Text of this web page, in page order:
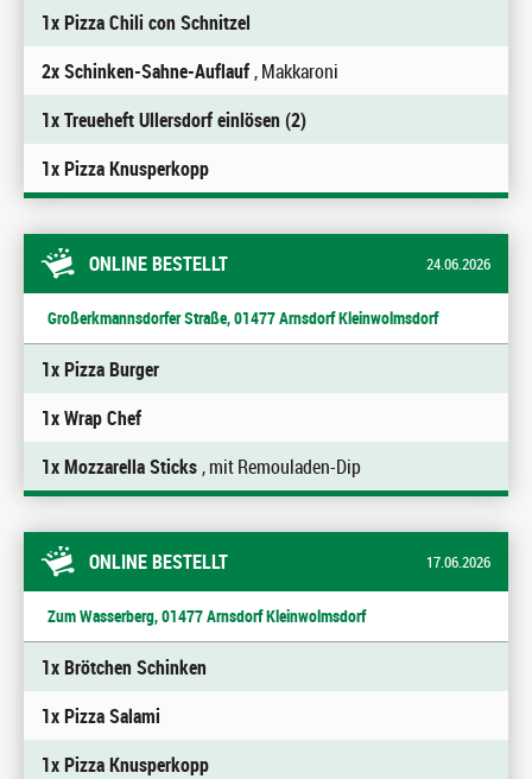
1x Pizza Chili con Schnitzel
2x Schinken-Sahne-Auflauf, Makkaroni
1x Treueheft Ullersdorf einlösen (2)
1x Pizza Knusperkopp
ONLINE BESTELLT 24.06.2026
Großerkmannsdorfer Straße, 01477 Arnsdorf Kleinwolmsdorf
1x Pizza Burger
1x Wrap Chef
1x Mozzarella Sticks, mit Remouladen-Dip
ONLINE BESTELLT 17.06.2026
Zum Wasserberg, 01477 Arnsdorf Kleinwolmsdorf
1x Brötchen Schinken
1x Pizza Salami
1x Pizza Knusperkopp